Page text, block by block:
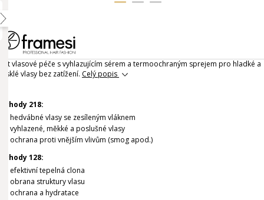
Set vlasové péče s vyhlazujícím sérem a termoochraným sprejem pro hladké a
lesklé vlasy bez zatížení. Celý popis
Výhody 218:
hedvábné vlasy se zesíleným vláknem
vyhlazené, měkké a poslušné vlasy
ochrana proti vnějším vlivům (smog apod.)
Výhody 128:
efektivní tepelná clona
obrana struktury vlasu
ochrana a hydratace